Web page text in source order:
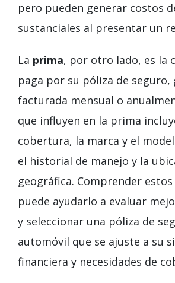
pero pueden generar costos
sustanciales al presentar un
La prima, por otro lado, es la
paga por su póliza de seguro,
facturada mensual o
que influyen en la prima
cobertura, la marca y el
el historial de manejo y la
geográfica. Comprender
puede ayudarlo a evaluar
y seleccionar una póliza de
automóvil que se ajuste a su
financiera y necesidades de